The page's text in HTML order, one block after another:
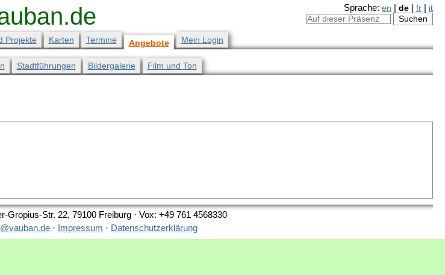
Sprache:en |de |fr it
Projekte Karten Termine Angebote Mein Login
Stadtführungen Bildergalerie Film und Ton
Gropius-Str. 22, 79100 Freiburg · Vox: +49 761 4568330
· Impressum · Datenschutzerklärung